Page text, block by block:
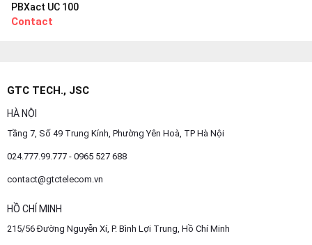
PBXact UC 100
Contact
GTC TECH., JSC
HÀ NỘI
Tầng 7, Số 49 Trung Kính, Phường Yên Hoà, TP Hà Nội
024.777.99.777 - 0965 527 688
contact@gtctelecom.vn
HỒ CHÍ MINH
215/56 Đường Nguyễn Xí, P. Bình Lợi Trung, Hồ Chí Minh